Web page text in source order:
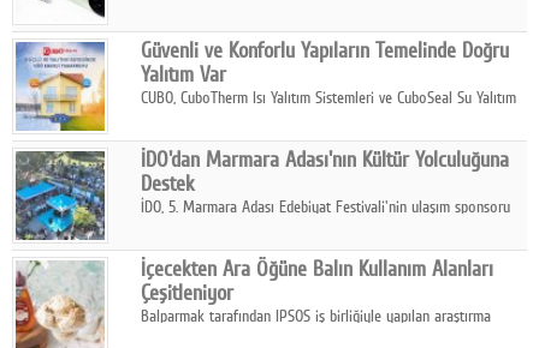
insanını, kültürünü ve yaşamını portre fotoğraflarıyla
anlatmaya davet ediyor.
Güvenli ve Konforlu Yapıların Temelinde Doğru
Yalıtım Var
CUBO, CuboTherm Isı Yalıtım Sistemleri ve CuboSeal Su Yalıtım
ve sürdürülebilir çözümler sunuyor.
İDO'dan Marmara Adası'nın Kültür Yolculuğuna
Destek
İDO, 5. Marmara Adası Edebiyat Festivali'nin ulaşım sponsoru
ettiriyor.
İçecekten Ara Öğüne Balın Kullanım Alanları
Çeşitleniyor
Balparmak tarafından IPSOS iş birliğiyle yapılan araştırma